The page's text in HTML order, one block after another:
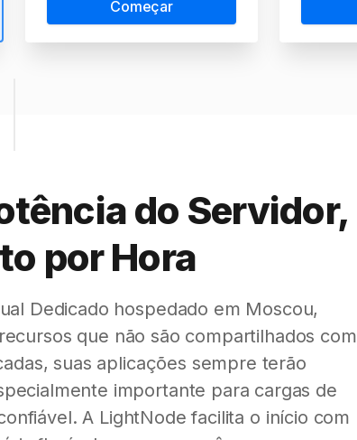
Começar
do Servidor,
por Hora
Dedicado hospedado em Moscou,
que não são compartilhados com
suas aplicações sempre terão
importante para cargas de
A LightNode facilita o início com